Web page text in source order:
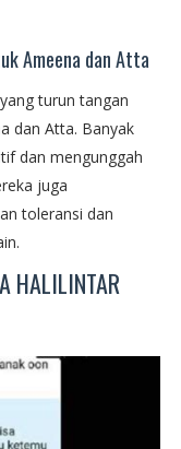
Ameena dan Atta
turun tangan
dan Atta. Banyak
dan mengunggah
juga
toleransi dan
HALILINTAR